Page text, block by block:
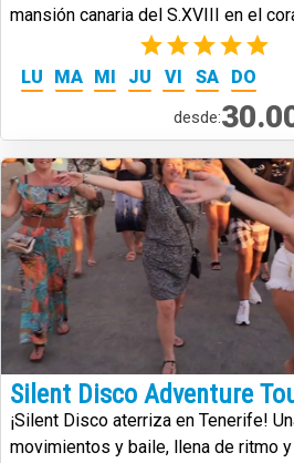
mansión canaria del S.XVIII en el
(2)
LU MA MI JU VI SA DO
desde:
Silent Disco Adventure
¡Silent Disco aterriza en Tenerife!
movimientos y baile, llena de ritmo